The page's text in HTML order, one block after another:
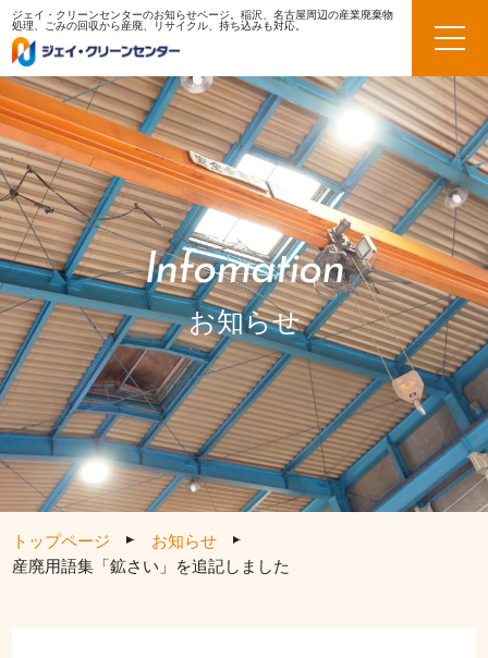
ジェイ・クリーンセンターのお知らせページ。稲沢、名古屋周辺の産業廃棄物
処理、ごみの回収から産廃、リサイクル、持ち込みも対応。
Infomation
お知らせ
トップページ
お知らせ
産廃用語集「鉱さい」を追記しました